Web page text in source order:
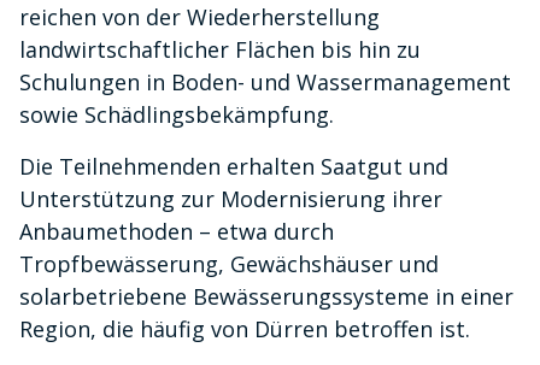
reichen von der Wiederherstellung
landwirtschaftlicher Flächen bis hin zu
Schulungen in Boden- und Wassermanagement
sowie Schädlingsbekämpfung.
Die Teilnehmenden erhalten Saatgut und
Unterstützung zur Modernisierung ihrer
Anbaumethoden – etwa durch
Tropfbewässerung, Gewächshäuser und
solarbetriebene Bewässerungssysteme in einer
Region, die häufig von Dürren betroffen ist.